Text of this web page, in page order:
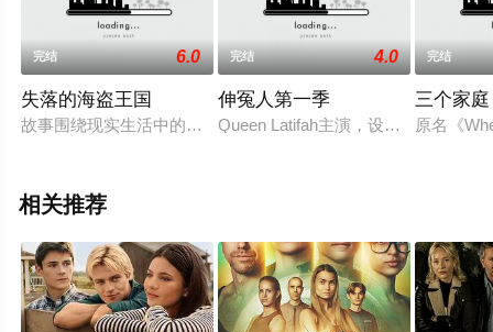
完结 6.0
失落的海盗王国
故事围绕现实生活中的加勒比海盗的历史展开，讲述他们在掠
完结 4.0
伸冤人第一季
Queen Latifah主演，设定类似电影
完结
三个家庭
原名《
相关推荐